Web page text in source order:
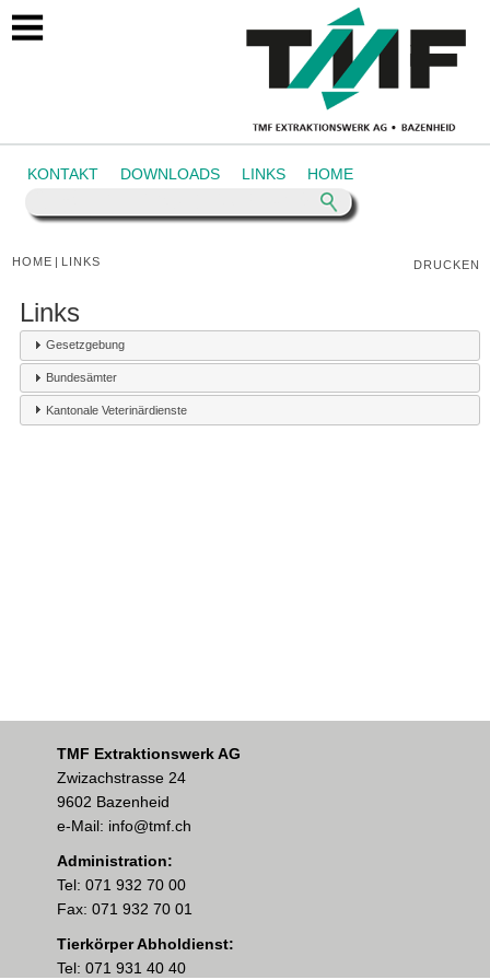
KONTAKT DOWNLOADS LINKS HOME
HOME | LINKS DRUCKEN
Links
Gesetzgebung
Bundesämter
Kantonale Veterinärdienste
TMF Extraktionswerk AG
Zwizachstrasse 24
9602 Bazenheid
e-Mail: info@tmf.ch
Administration:
Tel: 071 932 70 00
Fax: 071 932 70 01
Tierkörper Abholdienst:
Tel: 071 931 40 40